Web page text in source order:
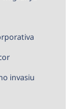
invasiu